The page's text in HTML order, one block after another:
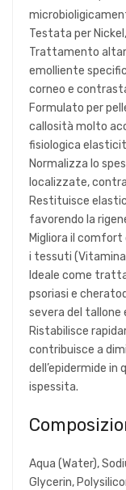
Testata per
Trattamento
emolliente
corneo e
Formulato per
callosità molto
fisiologica
Normalizza lo
localizzate,
Restituisce
favorendo la
Migliora il
i tessuti (Vitamina
Ideale come
psoriasi e
severa del tallone
Ristabilisce
contribuisce a
dell’epidermide
ispessita.
Aqua (Water),
Glycerin,